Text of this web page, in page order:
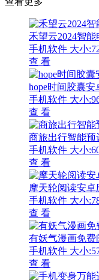
禾望云2024智
手机软件 大小
查 看
hope时间胶囊安
手机软件 大小
查 看
商旅出行智能预
手机软件 大小
查 看
摩天轮阅读安卓
手机软件 大小
查 看
有妖气漫画免费
手机软件 大小
查 看